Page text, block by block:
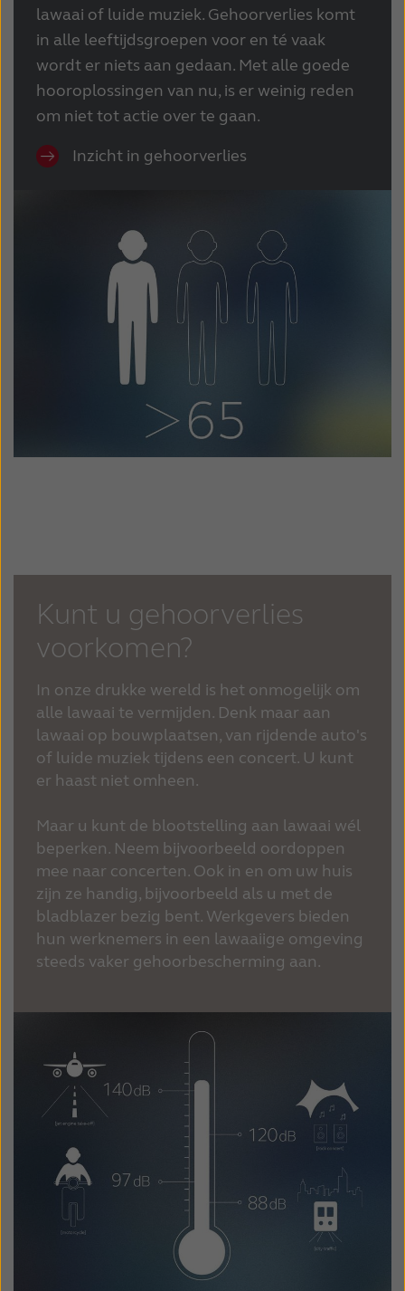
lawaai of luide muziek. Gehoorverlies komt
in alle leeftijdsgroepen voor en té vaak
wordt er niets aan gedaan. Met alle goede
hooroplossingen van nu, is er weinig reden
om niet tot actie over te gaan.
Inzicht in gehoorverlies
Kunt u gehoorverlies
voorkomen?
In onze drukke wereld is het onmogelijk om
alle lawaai te vermijden. Denk maar aan
lawaai op bouwplaatsen, van rijdende auto's
of luide muziek tijdens een concert. U kunt
er haast niet omheen.
Maar u kunt de blootstelling aan lawaai wél
beperken. Neem bijvoorbeeld oordoppen
mee naar concerten. Ook in en om uw huis
zijn ze handig, bijvoorbeeld als u met de
bladblazer bezig bent. Werkgevers bieden
hun werknemers in een lawaaiige omgeving
steeds vaker gehoorbescherming aan.